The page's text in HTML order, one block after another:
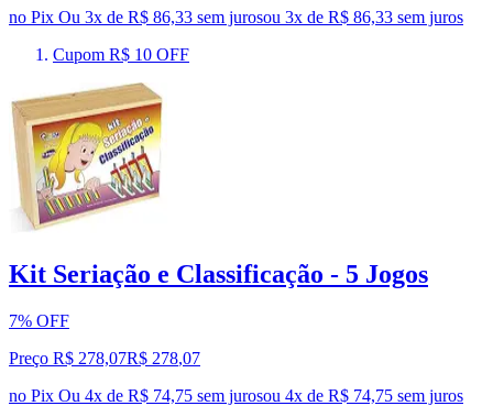
no Pix Ou 3x de R$ 86,33 sem jurosou 3x de R$ 86,33 sem juros
Cupom R$ 10 OFF
Kit Seriação e Classificação - 5 Jogos
7% OFF
Preço R$ 278,07R$ 278,07
no Pix Ou 4x de R$ 74,75 sem jurosou 4x de R$ 74,75 sem juros